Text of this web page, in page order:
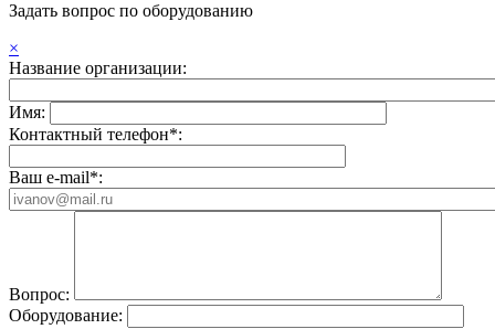
Задать вопрос по оборудованию
×
Название организации:
Имя:
Контактный телефон*:
Ваш e-mail*:
Вопрос:
Оборудование: